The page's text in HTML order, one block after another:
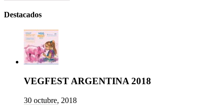
Destacados
VEGFEST ARGENTINA 2018
30 octubre, 2018